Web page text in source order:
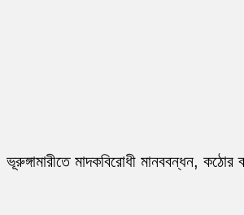
ভূরুঙ্গামারীতে মাদকবিরোধী মানববন্ধন, কঠোর